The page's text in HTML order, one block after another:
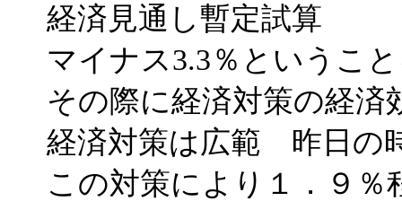
経済見通し暫定試算
マイナス3.3％というこ
その際に経済対策の経済
経済対策は広範 昨日の
この対策により１．９％